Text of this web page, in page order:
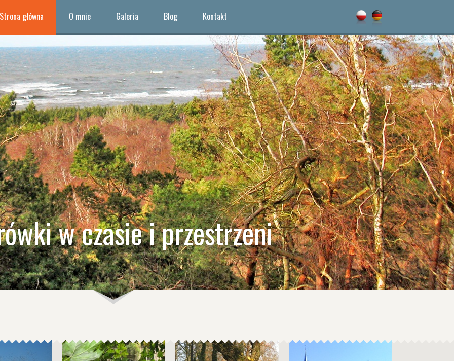
Strona główna O mnie Galeria Blog Kontakt
w czasie i przestrzeni